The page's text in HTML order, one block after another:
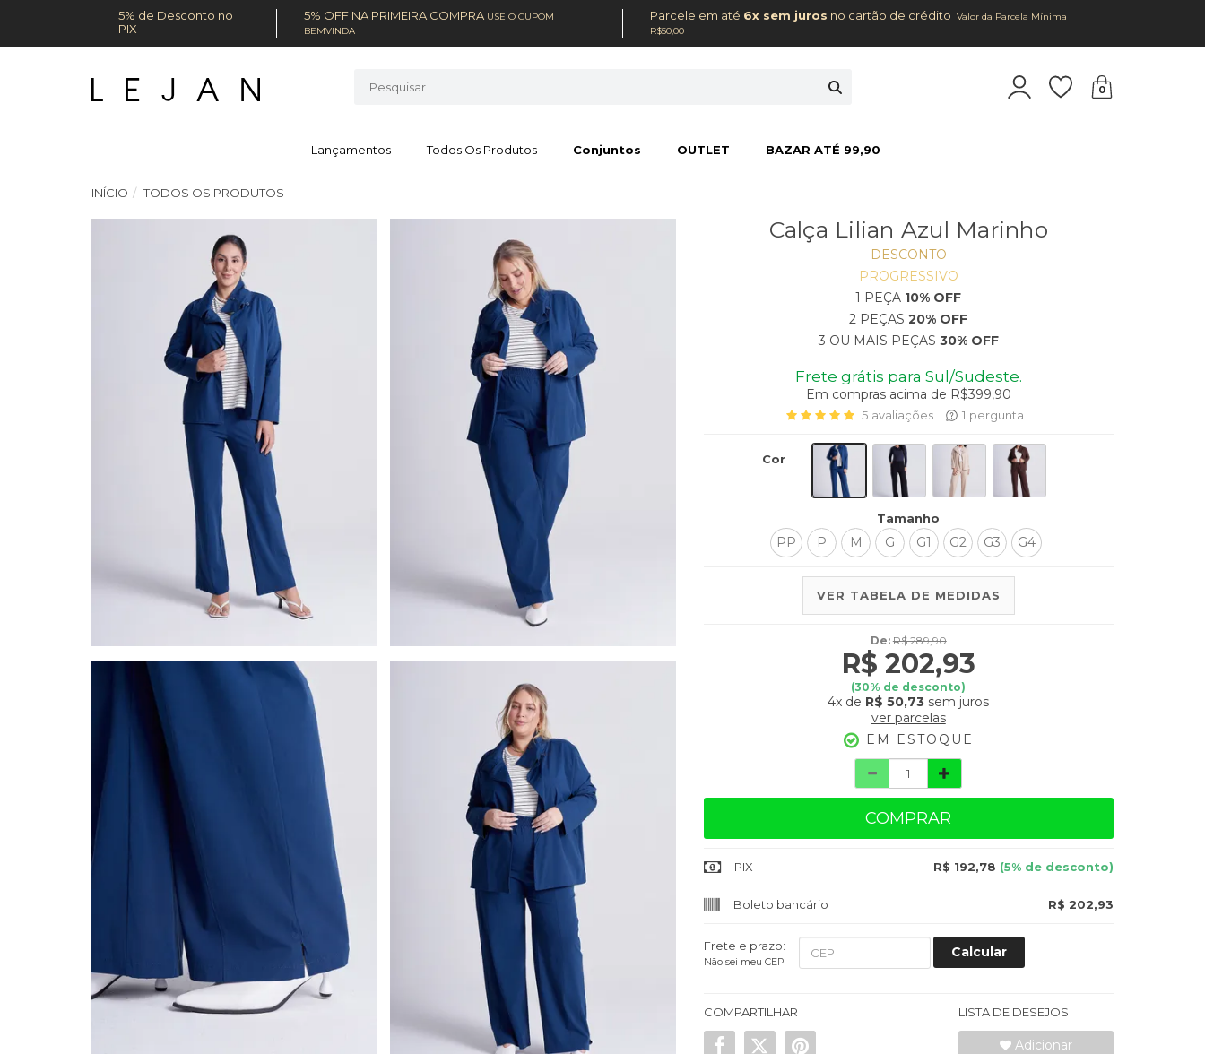
5% de Desconto no
PIX
5% OFF NA PRIMEIRA COMPRA USE O CUPOM
BEMVINDA
Parcele em até 6x sem juros no cartão de crédito Valor da Parcela Mínima
R$50,00
0
Lançamentos Todos Os Produtos Conjuntos OUTLET BAZAR ATÉ 99,90
INÍCIO TODOS OS PRODUTOS
Calça Lilian Azul Marinho
DESCONTO
PROGRESSIVO
1 PEÇA 10% OFF
2 PEÇAS20% OFF
3 OU MAIS PEÇAS 30% OFF
Frete grátis para Sul/Sudeste.
Em compras acima de R$399,90
5 avaliações 1 pergunta
Cor
Tamanho
PP P M G G1 G2 G3 G4
VER TABELA DE MEDIDAS
De:R$ 289,90
R$ 202,93
(30% de desconto)
4x de R$ 50,73 sem juros
ver parcelas
EM ESTOQUE
COMPRAR
PIX R$ 192,78 (5% de desconto)
Boleto bancário R$ 202,93
Frete e prazo:
Não sei meu CEP
Calcular
COMPARTILHAR LISTA DE DESEJOS
Adicionar